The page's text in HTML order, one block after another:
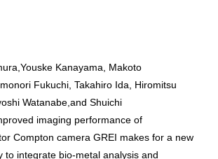
Youske Kanayama, Makoto
Fukuchi, Takahiro Ida, Hiromitsu
Watanabe,and Shuichi
imaging performance of
Compton camera GREI makes for a new
to integrate bio-metal analysis and